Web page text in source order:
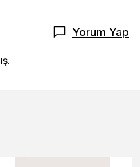
Yorum Yap